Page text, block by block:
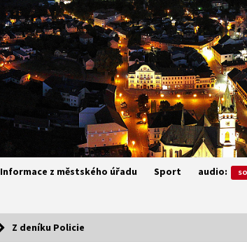
Informace z městského úřadu Sport audio:
Z deníku Policie